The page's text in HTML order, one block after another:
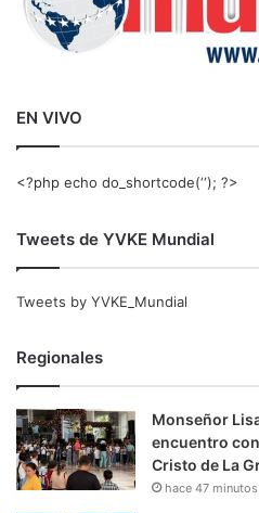
EN VIVO
<?php echo do_shortcode(‘‘); ?>
Tweets de YVKE Mundial
Tweets by YVKE_Mundial
Regionales
Monseñor
encuentro
Cristo de La
hace 47 minutos